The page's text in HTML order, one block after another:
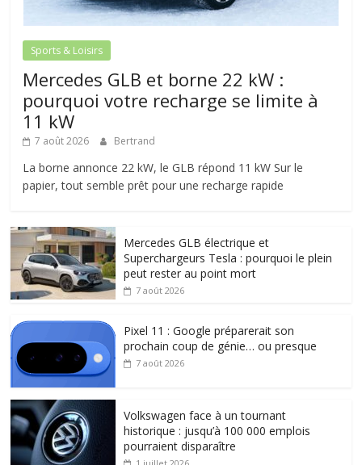
Sports & Loisirs
Mercedes GLB et borne 22 kW :
pourquoi votre recharge se limite à
11 kW
7 août 2026 Bertrand
La borne annonce 22 kW, le GLB répond 11 kW Sur le
papier, tout semble prêt pour une recharge rapide
Mercedes GLB électrique et
Superchargeurs Tesla : pourquoi le plein
peut rester au point mort
7 août 2026
Pixel 11 : Google préparerait son
prochain coup de génie… ou presque
7 août 2026
Volkswagen face à un tournant
historique : jusqu’à 100 000 emplois
pourraient disparaître